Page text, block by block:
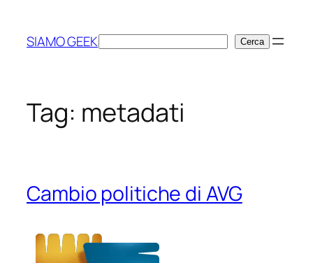
contenuto
SIAMO GEEKCerca Cerca
Tag: metadati
Cambio politiche di AVG